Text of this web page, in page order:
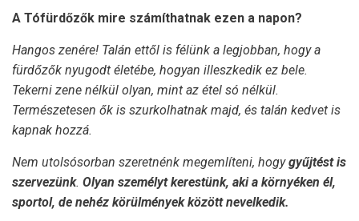
A Tófürdőzők mire számíthatnak ezen a napon?
Hangos zenére! Talán ettől is félünk a legjobban, hogy a
fürdőzők nyugodt életébe, hogyan illeszkedik ez bele.
Tekerni zene nélkül olyan, mint az étel só nélkül.
Természetesen ők is szurkolhatnak majd, és talán kedvet is
kapnak hozzá.
Nem utolsósorban szeretnénk megemlíteni, hogygyűjtést is
szervezünk. Olyan személyt kerestünk, aki a környéken él,
sportol, de nehéz körülmények között nevelkedik.